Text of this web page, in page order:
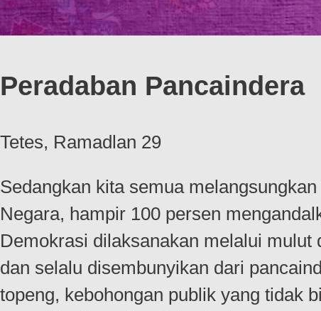
Peradaban Pancaindera
Tetes, Ramadlan 29
Sedangkan kita semua
Negara, hampir 100 persen
Demokrasi dilaksanakan melalui
dan selalu disembunyikan dari
topeng, kebohongan publik yang tidak